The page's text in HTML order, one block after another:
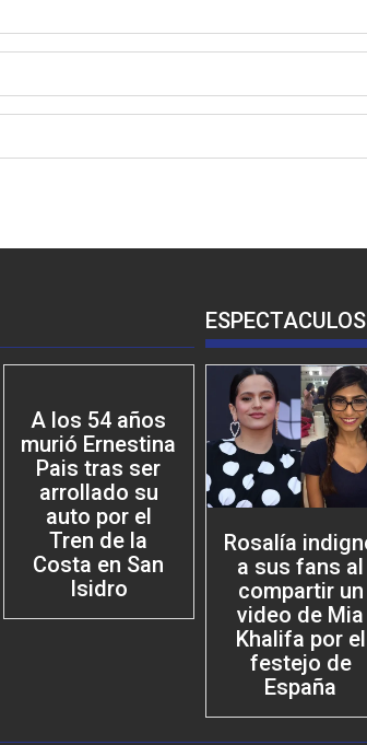
A los 54 años
murió Ernestina
Pais tras ser
arrollado su
auto por el
Tren de la
Costa en San
Isidro
ESPECTACULOS
Rosalía
a sus fans al
compartir un
video de Mia
Khalifa por el
festejo de
España